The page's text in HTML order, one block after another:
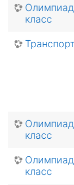
класс
класс
класс